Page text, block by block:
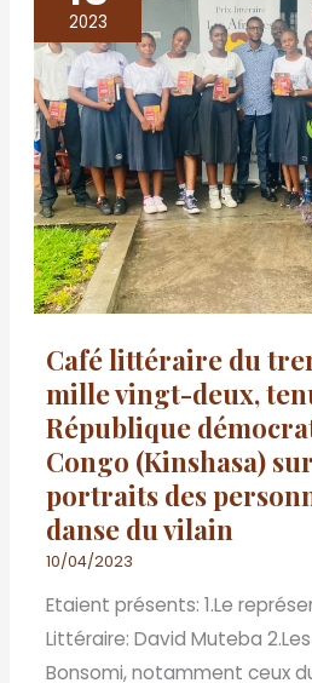
2023
Café littéraire du
mille vingt-deux,
République
Congo (Kinshasa)
portraits des
danse du vilain
10/04/2023
Etaient présents: 1.Le
Littéraire: David Muteba
Bonsomi, notamment ceux
littéraire
du
trente
mars
deux
mille
vingt-
deux,
tenu
République
démocratique
du
Congo
(Kinshasa)
sur
le
thème:
Les
portraits